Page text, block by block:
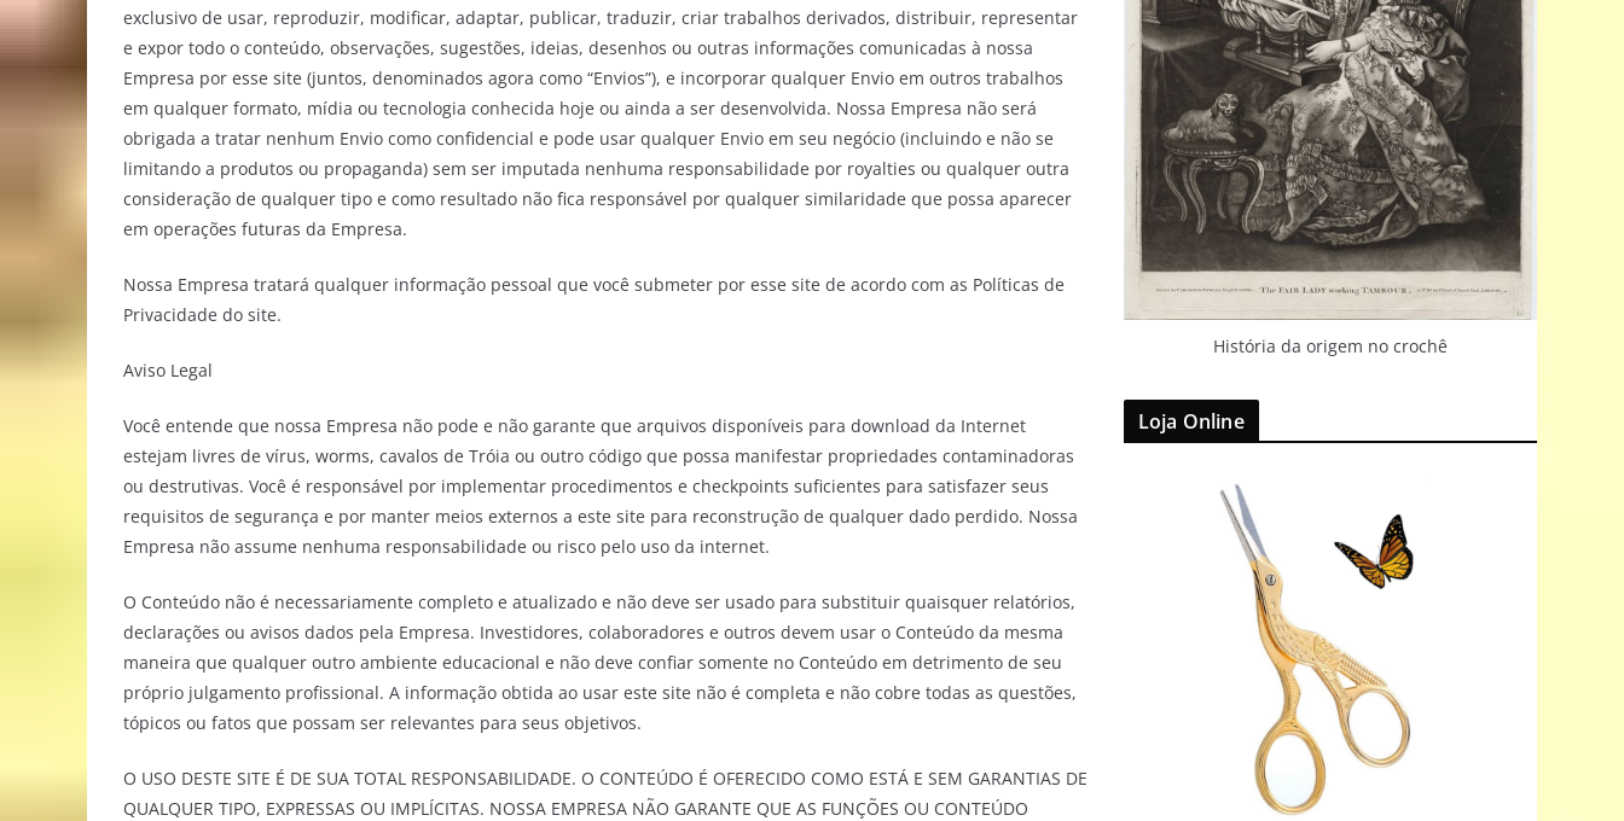
exclusivo de usar, reproduzir, modificar, adaptar, publicar, traduzir, criar trabalhos derivados, distribuir, representar
e expor todo o conteúdo, observações, sugestões, ideias, desenhos ou outras informações comunicadas à nossa
Empresa por esse site (juntos, denominados agora como “Envios”), e incorporar qualquer Envio em outros trabalhos
em qualquer formato, mídia ou tecnologia conhecida hoje ou ainda a ser desenvolvida. Nossa Empresa não será
obrigada a tratar nenhum Envio como confidencial e pode usar qualquer Envio em seu negócio (incluindo e não se
limitando a produtos ou propaganda) sem ser imputada nenhuma responsabilidade por royalties ou qualquer outra
consideração de qualquer tipo e como resultado não fica responsável por qualquer similaridade que possa aparecer
em operações futuras da Empresa.
Nossa Empresa tratará qualquer informação pessoal que você submeter por esse site de acordo com as Políticas de
Privacidade do site.
Aviso Legal
Você entende que nossa Empresa não pode e não garante que arquivos disponíveis para download da Internet
estejam livres de vírus, worms, cavalos de Tróia ou outro código que possa manifestar propriedades contaminadoras
ou destrutivas. Você é responsável por implementar procedimentos e checkpoints suficientes para satisfazer seus
requisitos de segurança e por manter meios externos a este site para reconstrução de qualquer dado perdido. Nossa
Empresa não assume nenhuma responsabilidade ou risco pelo uso da internet.
O Conteúdo não é necessariamente completo e atualizado e não deve ser usado para substituir quaisquer relatórios,
declarações ou avisos dados pela Empresa. Investidores, colaboradores e outros devem usar o Conteúdo da mesma
maneira que qualquer outro ambiente educacional e não deve confiar somente no Conteúdo em detrimento de seu
próprio julgamento profissional. A informação obtida ao usar este site não é completa e não cobre todas as questões,
tópicos ou fatos que possam ser relevantes para seus objetivos.
O USO DESTE SITE É DE SUA TOTAL RESPONSABILIDADE. O CONTEÚDO É OFERECIDO COMO ESTÁ E SEM GARANTIAS DE
QUALQUER TIPO, EXPRESSAS OU IMPLÍCITAS. NOSSA EMPRESA NÃO GARANTE QUE AS FUNÇÕES OU CONTEÚDO
História da origem no crochê
Loja Online